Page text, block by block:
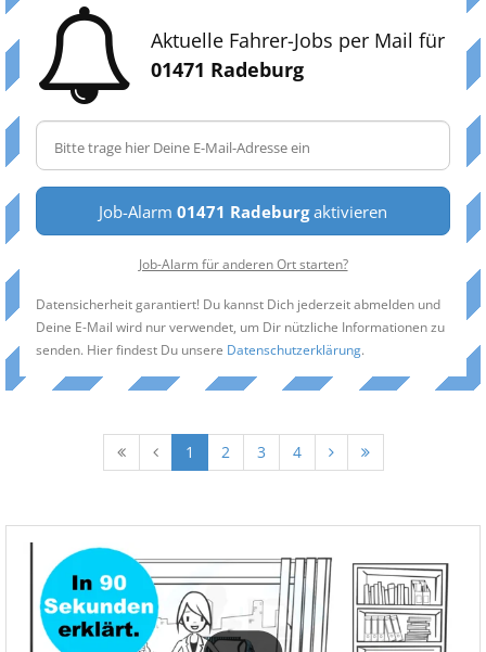
Aktuelle Fahrer-Jobs per Mail für
01471 Radeburg
Job-Alarm 01471 Radeburgaktivieren
Job-Alarm für anderen Ort starten?
Datensicherheit garantiert! Du kannst Dich jederzeit abmelden und
Deine E-Mail wird nur verwendet, um Dir nützliche Informationen zu
senden. Hier findest Du unsere Datenschutzerklärung.
1 2 3 4